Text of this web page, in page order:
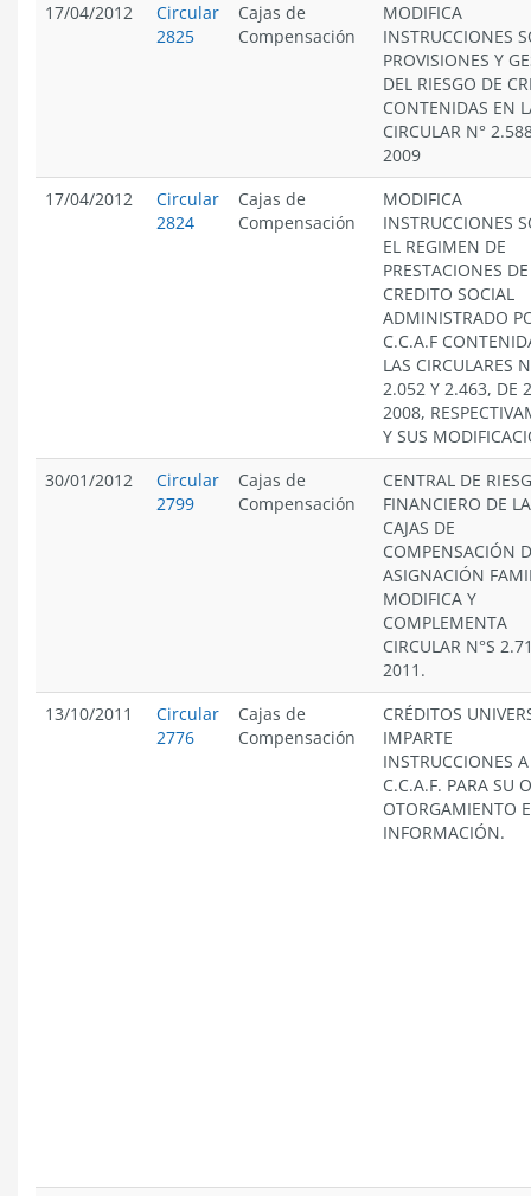
17/04/2012
Circular
2825
Cajas de
Compensación
MODIFICA
INSTRUCCIONES
PROVISIONES Y
DEL RIESGO DE
CONTENIDAS EN
CIRCULAR N°
2009
17/04/2012
Circular
2824
Cajas de
Compensación
MODIFICA
INSTRUCCIONES
EL REGIMEN DE
PRESTACIONES DE
CREDITO SOCIAL
ADMINISTRADO
C.C.A.F
LAS CIRCULARES
2.052 Y 2.463, DE
2008,
Y SUS
30/01/2012
Circular
2799
Cajas de
Compensación
CENTRAL DE
FINANCIERO DE
CAJAS DE
COMPENSACIÓN
ASIGNACIÓN
MODIFICA Y
COMPLEMENTA
CIRCULAR N°S
2011.
13/10/2011
Circular
2776
Cajas de
Compensación
CRÉDITOS
IMPARTE
INSTRUCCIONES
C.C.A.F. PARA SU
OTORGAMIENTO E
INFORMACIÓN.